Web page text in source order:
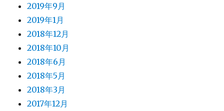
2019年9月
2019年1月
2018年12月
2018年10月
2018年6月
2018年5月
2018年3月
2017年12月